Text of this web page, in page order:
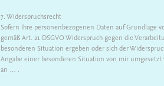
7. Widerspruchsrecht
Sofern Ihre personenbezogenen Daten auf Grundlage
gemäß Art. 21 DSGVO Widerspruch gegen die
besonderen Situation ergeben oder sich der
Angabe einer besonderen Situation von mir
an … .